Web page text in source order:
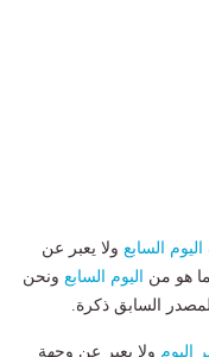
اليوم السابع ولا يعبر عن
هو من اليوم السابع ونحن
السابق ذكرة.
اليوم ولا يعبر عن وجهة